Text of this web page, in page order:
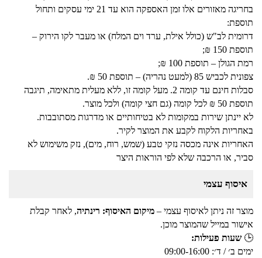
בחריגה מאזורים אלו זמן האספקה הוא עד 21 ימי עסקים ותחול
תוספת:
דרומית לב"ש (כולל אילת, ערד וים המלח) או מעבר לקו הירוק –
תוספת 150 ₪;
רמת הגולן – תוספת 100 ₪;
צפונית לכביש 85 (למעט נהריה) – תוספת 50 ₪.
סבלות חינם עד קומה 2. מעל קומה זו, ללא מעלית מתאימה, תיגבה
תוספת 50 ₪ לכל קומה (גם חצי קומה) ולכל מוצר.
לא יינתן שירות במקומות לא בטיחותיים או מדרגות מסתובבות.
באחריות הלקוח לקבע את המוצר לקיר.
האחריות אינה מכסה נזקי טבע (שמש, רוח, מים), נזק משימוש לא
סביר, או הרכבה שלא לפי הוראות היצר
איסוף עצמי
מוצר זה ניתן לאיסוף עצמי – מיקום האיסוף: רינתיה, לאחר קבלת
אישור במייל שהמוצר מוכן.
🕒 שעות פעילות:
ימים ב׳ / ד׳: 09:00-16:00